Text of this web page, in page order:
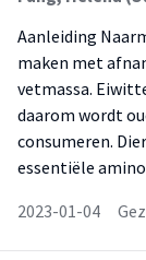
Aanleiding
maken met
vetmassa.
daarom wordt
consumeren.
essentiële
2023-01-04